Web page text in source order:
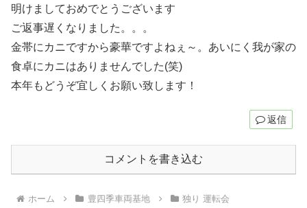
明けましておめでとうございます
ご返事遅くなりました。。。
金帯にカニですから豪華ですよねぇ～。あいにく我が家の
食卓にカニはありませんでした(笑)
本年もどうぞ宜しくお願い致します！
返信
コメントを書き込む
ホーム 豊四季車両基地 独り 運転会